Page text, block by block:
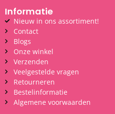
Informatie
Nieuw in ons assortiment!
Contact
Blogs
Onze winkel
Verzenden
Veelgestelde vragen
Retourneren
Bestelinformatie
Algemene voorwaarden